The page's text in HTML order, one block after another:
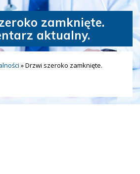
zamknięte.
aktualny.
»Drzwi szeroko zamknięte.